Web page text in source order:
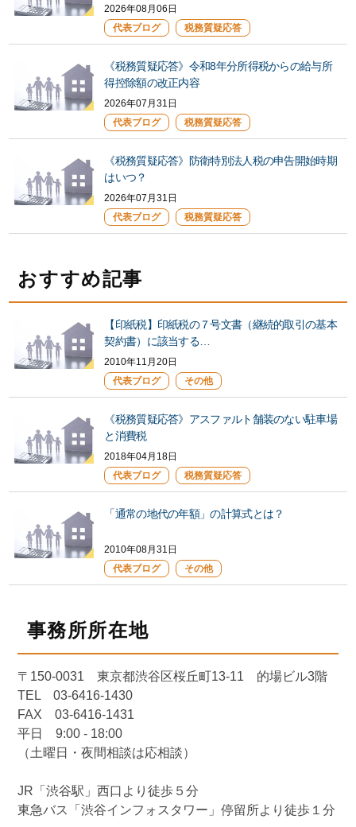
2026年08月06日
代表ブログ
税務質疑応答
《税務質疑応答》令和8年分所得税からの給与所
得控除額の改正内容
2026年07月31日
代表ブログ
税務質疑応答
《税務質疑応答》防衛特別法人税の申告開始時期
はいつ？
2026年07月31日
代表ブログ
税務質疑応答
おすすめ記事
【印紙税】印紙税の７号文書（継続的取引の基本
契約書）に該当する…
2010年11月20日
代表ブログ
その他
《税務質疑応答》アスファルト舗装のない駐車場
と消費税
2018年04月18日
代表ブログ
税務質疑応答
「通常の地代の年額」の計算式とは？
2010年08月31日
代表ブログ
その他
事務所所在地
〒150-0031 東京都渋谷区桜丘町13-11 的場ビル3階
TEL 03-6416-1430
FAX 03-6416-1431
平日 9:00 - 18:00
（土曜日・夜間相談は応相談）
JR「渋谷駅」西口より徒歩５分
東急バス「渋谷インフォスタワー」停留所より徒歩１分